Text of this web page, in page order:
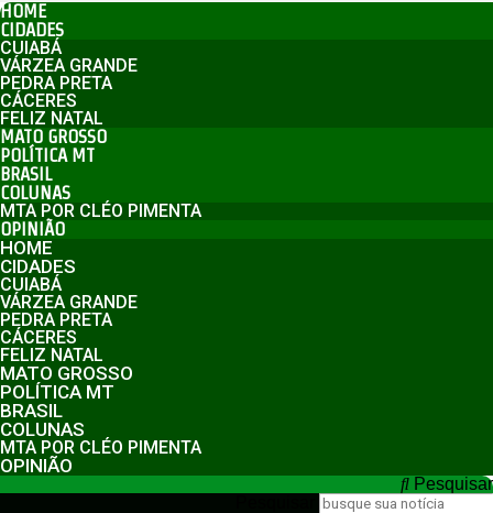
HOME
CIDADES
CUIABÁ
VÁRZEA GRANDE
PEDRA PRETA
CÁCERES
FELIZ NATAL
MATO GROSSO
POLÍTICA MT
BRASIL
COLUNAS
MTA POR CLÉO PIMENTA
OPINIÃO
HOME
CIDADES
CUIABÁ
VÁRZEA GRANDE
PEDRA PRETA
CÁCERES
FELIZ NATAL
MATO GROSSO
POLÍTICA MT
BRASIL
COLUNAS
MTA POR CLÉO PIMENTA
OPINIÃO
Pesquisar